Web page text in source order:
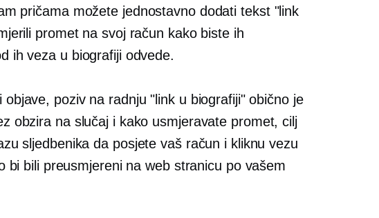
pričama možete jednostavno dodati tekst "link
promet na svoj račun kako biste ih
ih veza u biografiji odvede.
i objave, poziv na radnju "link u biografiji" obično je
obzira na slučaj i kako usmjeravate promet, cilj
sljedbenika da posjete vaš račun i kliknu vezu
bi bili preusmjereni na web stranicu po vašem